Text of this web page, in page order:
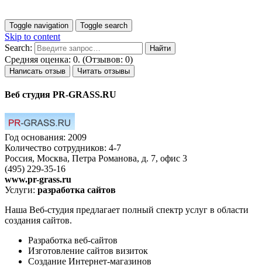
Toggle navigation Toggle search
Skip to content
Search:
Средняя оценка: 0. (Отзывов: 0)
Написать отзыв Читать отзывы
Веб студия PR-GRASS.RU
Год основания: 2009
Количество сотрудников: 4-7
Россия, Москва, Петра Романова, д. 7, офис 3
(495) 229-35-16
www.pr-grass.ru
Услуги: разработка сайтов
Наша Веб-студия предлагает полный спектр услуг в области
создания сайтов.
Разработка веб-сайтов
Изготовление сайтов визиток
Создание Интернет-магазинов